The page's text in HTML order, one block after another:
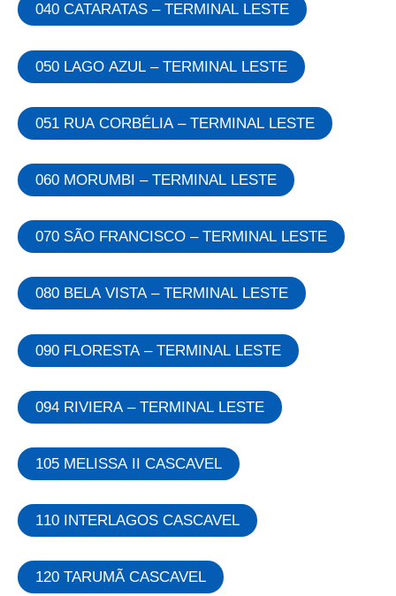
040 CATARATAS – TERMINAL LESTE
050 LAGO AZUL – TERMINAL LESTE
051 RUA CORBÉLIA – TERMINAL LESTE
060 MORUMBI – TERMINAL LESTE
070 SÃO FRANCISCO – TERMINAL LESTE
080 BELA VISTA – TERMINAL LESTE
090 FLORESTA – TERMINAL LESTE
094 RIVIERA – TERMINAL LESTE
105 MELISSA II CASCAVEL
110 INTERLAGOS CASCAVEL
120 TARUMÃ CASCAVEL